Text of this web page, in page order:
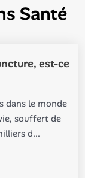
Santé
est-ce
dans le monde
souffert de
d...